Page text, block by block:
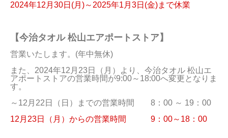
2024年12月30日(月)～2025年1月3日(金)まで休業
【今治タオル 松山エアポートストア】
営業いたします。(年中無休)
また、2024年12月23日（月）より、今治タオル 松山エ
アポートストアの営業時間が9:00～18:00へ変更となりま
す。
～12月22日（日）までの営業時間　　8：00 ～ 19：00
12月23日（月）からの営業時間　　　9：00～18：00